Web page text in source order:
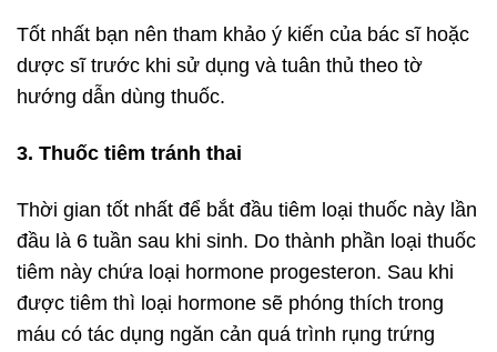
Tốt nhất bạn nên tham khảo ý kiến của bác sĩ hoặc
dược sĩ trước khi sử dụng và tuân thủ theo tờ
hướng dẫn dùng thuốc.
3. Thuốc tiêm tránh thai
Thời gian tốt nhất để bắt đầu tiêm loại thuốc này lần
đầu là 6 tuần sau khi sinh. Do thành phần loại thuốc
tiêm này chứa loại hormone progesteron. Sau khi
được tiêm thì loại hormone sẽ phóng thích trong
máu có tác dụng ngăn cản quá trình rụng trứng